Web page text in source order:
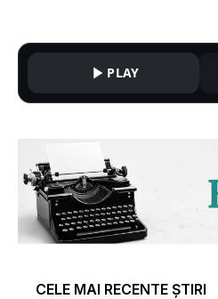
PLAY
CELE MAI RECENTE ȘTIRI